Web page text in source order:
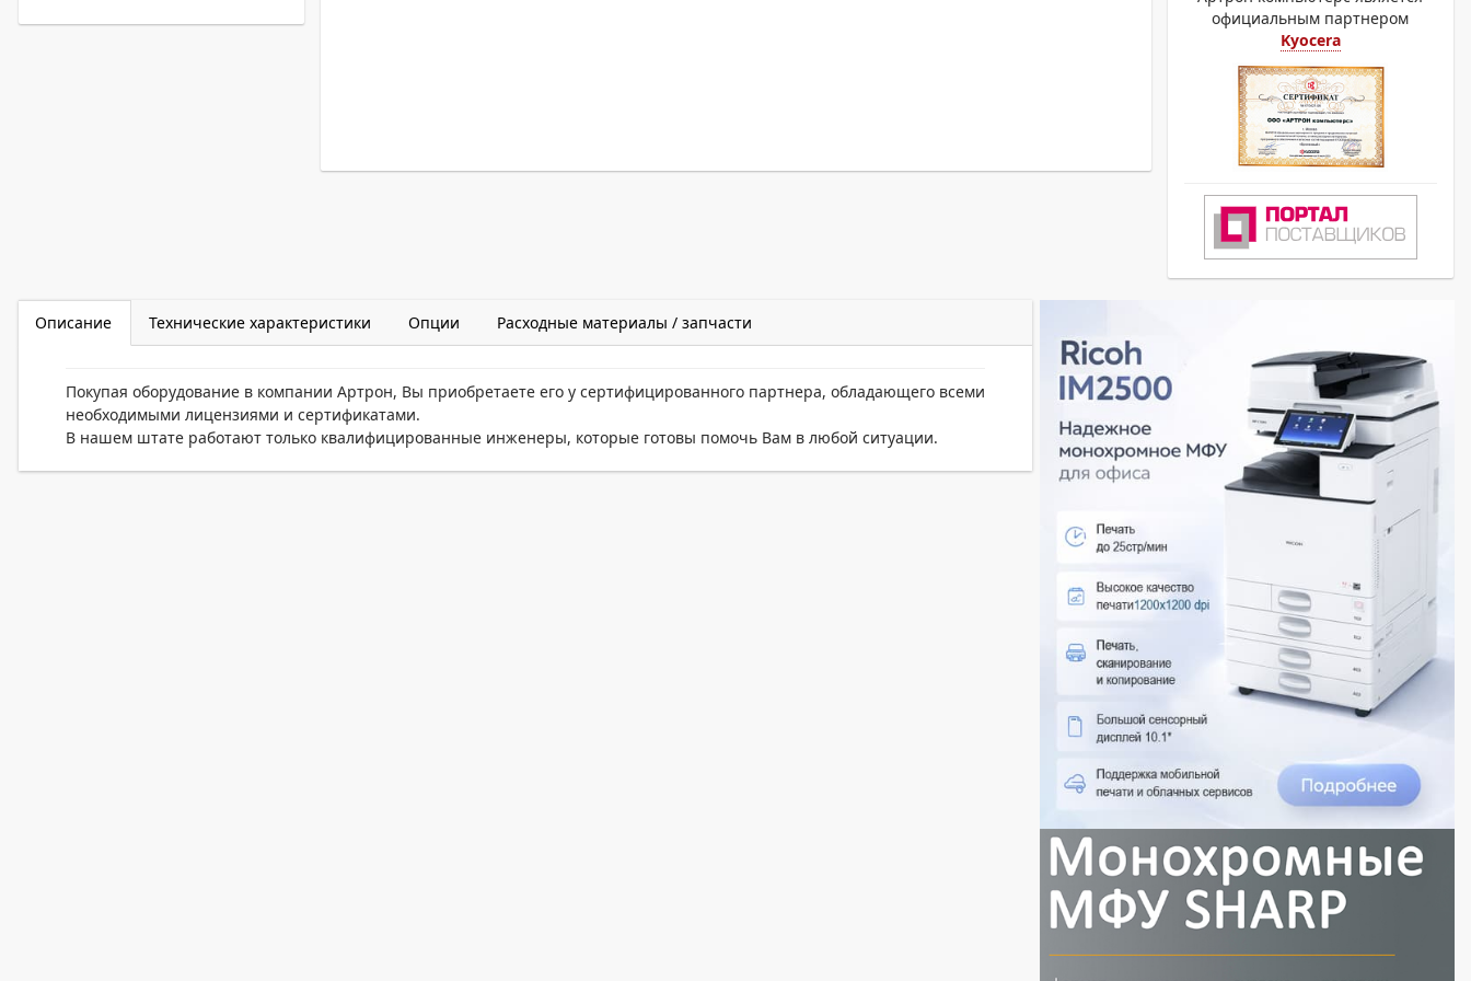
официальным партнером
Kyocera
Описание Технические характеристики Опции Расходные материалы / запчасти
Покупая оборудование в компании Артрон, Вы приобретаете его у сертифицированного партнера, обладающего всеми
необходимыми лицензиями и сертификатами.
В нашем штате работают только квалифицированные инженеры, которые готовы помочь Вам в любой ситуации.